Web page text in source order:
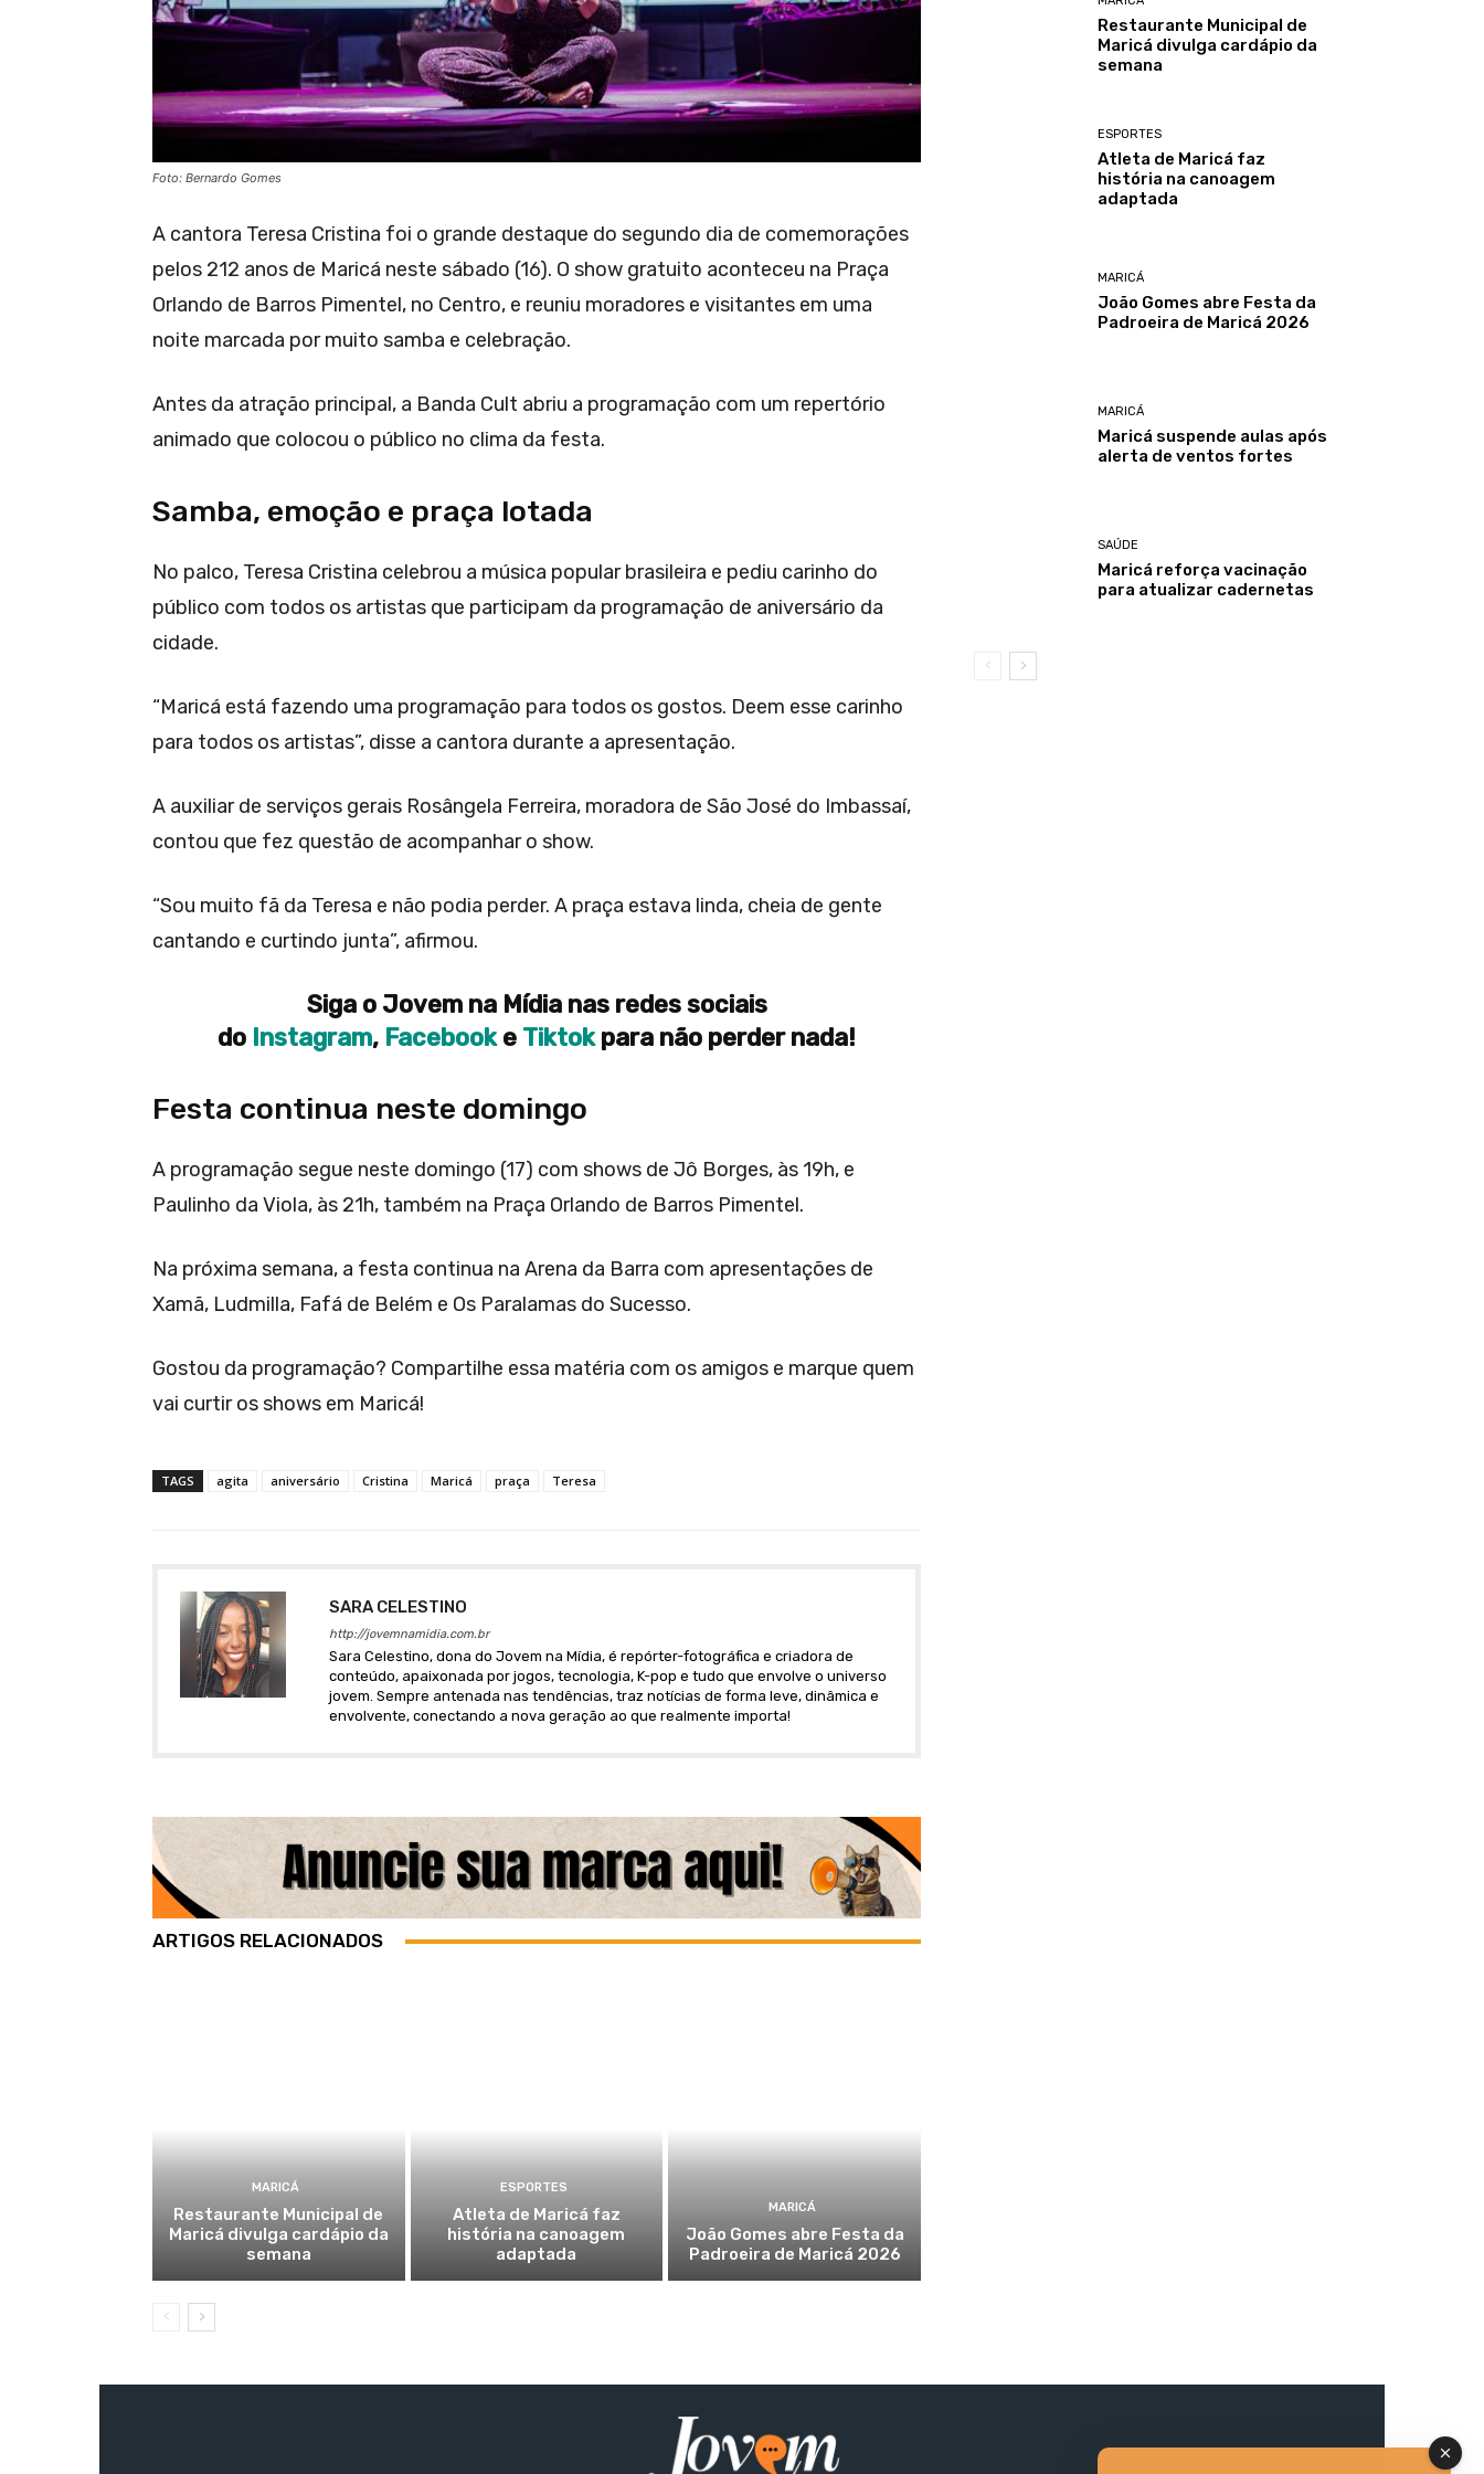
Foto: Bernardo Gomes
A cantora Teresa Cristina foi o grande destaque do segundo dia de comemorações
pelos 212 anos de Maricá neste sábado (16). O show gratuito aconteceu na Praça
Orlando de Barros Pimentel, no Centro, e reuniu moradores e visitantes em uma
noite marcada por muito samba e celebração.
Antes da atração principal, a Banda Cult abriu a programação com um repertório
animado que colocou o público no clima da festa.
Samba, emoção e praça lotada
No palco, Teresa Cristina celebrou a música popular brasileira e pediu carinho do
público com todos os artistas que participam da programação de aniversário da
cidade.
“Maricá está fazendo uma programação para todos os gostos. Deem esse carinho
para todos os artistas”, disse a cantora durante a apresentação.
A auxiliar de serviços gerais Rosângela Ferreira, moradora de São José do Imbassaí,
contou que fez questão de acompanhar o show.
“Sou muito fã da Teresa e não podia perder. A praça estava linda, cheia de gente
cantando e curtindo junta”, afirmou.
Siga o Jovem na Mídia nas redes sociais
do Instagram, Facebooke Tiktokpara não perder nada!
Festa continua neste domingo
A programação segue neste domingo (17) com shows de Jô Borges, às 19h, e
Paulinho da Viola, às 21h, também na Praça Orlando de Barros Pimentel.
Na próxima semana, a festa continua na Arena da Barra com apresentações de
Xamã, Ludmilla, Fafá de Belém e Os Paralamas do Sucesso.
Gostou da programação? Compartilhe essa matéria com os amigos e marque quem
vai curtir os shows em Maricá!
TAGS agita aniversário Cristina Maricá praça Teresa
SARA CELESTINO
http://jovemnamidia.com.br
Sara Celestino, dona do Jovem na Mídia, é repórter-fotográfica e criadora de
conteúdo, apaixonada por jogos, tecnologia, K-pop e tudo que envolve o universo
jovem. Sempre antenada nas tendências, traz notícias de forma leve, dinâmica e
envolvente, conectando a nova geração ao que realmente importa!
ARTIGOS RELACIONADOS
MARICÁ
Restaurante Municipal de
Maricá divulga cardápio da
semana
ESPORTES
Atleta de Maricá faz
história na canoagem
adaptada
MARICÁ
João Gomes abre Festa da
Padroeira de Maricá 2026
Restaurante Municipal de
Maricá divulga cardápio da
semana
ESPORTES
Atleta de Maricá faz
história na canoagem
adaptada
MARICÁ
João Gomes abre Festa da
Padroeira de Maricá 2026
MARICÁ
Maricá suspende aulas após
alerta de ventos fortes
SAÚDE
Maricá reforça vacinação
para atualizar cadernetas